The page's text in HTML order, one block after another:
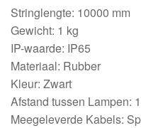
Stringlengte: 10000 mm
Gewicht: 1 kg
IP-waarde: IP65
Materiaal: Rubber
Kleur: Zwart
Afstand tussen Lampen:
Meegeleverde Kabels: